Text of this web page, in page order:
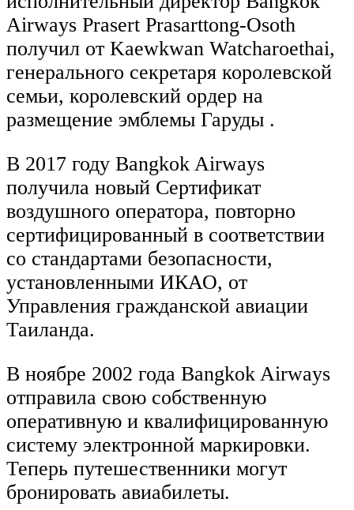
Airways Prasert Prasarttong-Osoth
получил от Kaewkwan Watcharoethai,
генерального секретаря королевской
семьи, королевский ордер на
размещение эмблемы Гаруды .
В 2017 году Bangkok Airways
получила новый Сертификат
воздушного оператора, повторно
сертифицированный в соответствии
со стандартами безопасности,
установленными ИКАО, от
Управления гражданской авиации
Таиланда.
В ноябре 2002 года Bangkok Airways
отправила свою собственную
оперативную и квалифицированную
систему электронной маркировки.
Теперь путешественники могут
бронировать авиабилеты.